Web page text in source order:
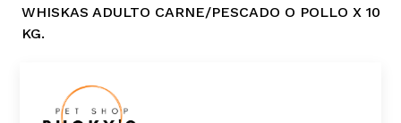
WHISKAS ADULTO CARNE/PESCADO O POLLO X 10
KG.